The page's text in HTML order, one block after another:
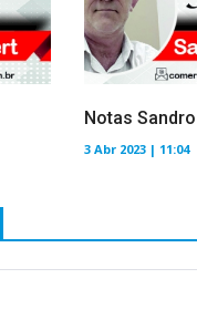
Notas Sandro
3 Abr 2023 | 11:04